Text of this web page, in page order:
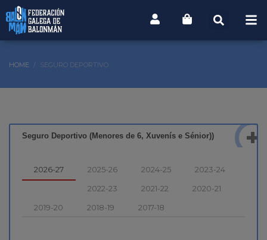
HOME SEGURO DEPORTIVO
Seguro Deportivo (Menores de 6, Xuvenís e Sénior))
2026-27 2025-26 2024-25
2023-24
2022-23
2021-22
2020-21
2019-20
2018-19 2017-18